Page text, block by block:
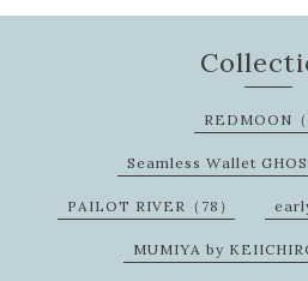
REDMOON（
Seamless Wallet
PAILOT RIVER（78）
MUMIYA by